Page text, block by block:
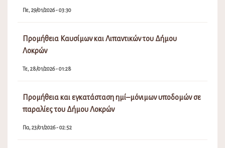
Πε, 29/01/2026 - 03:30
Προμήθεια Καυσίμων και Λιπαντικών του Δήμου
Λοκρών
Τε, 28/01/2026 - 01:28
Προμήθεια και εγκατάσταση ημί–μόνιμων υποδομών σε
παραλίες του Δήμου Λοκρών
Πα, 23/01/2026 - 02:52